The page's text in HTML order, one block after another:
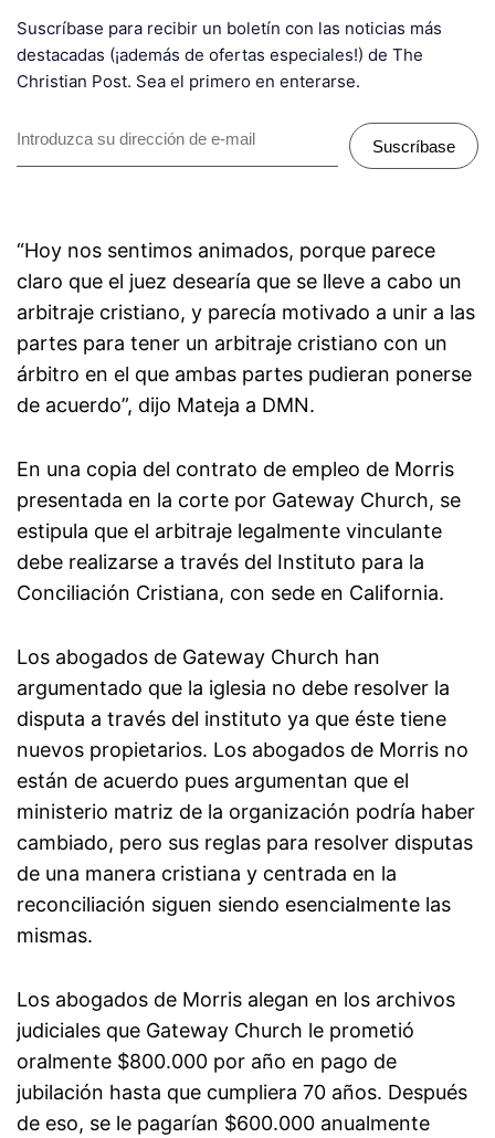
Suscríbase para recibir un boletín con las noticias más
destacadas (¡además de ofertas especiales!) de The
Christian Post. Sea el primero en enterarse.
Suscríbase
“Hoy nos sentimos animados, porque parece
claro que el juez desearía que se lleve a cabo un
arbitraje cristiano, y parecía motivado a unir a las
partes para tener un arbitraje cristiano con un
árbitro en el que ambas partes pudieran ponerse
de acuerdo”, dijo Mateja a DMN.
En una copia del contrato de empleo de Morris
presentada en la corte por Gateway Church, se
estipula que el arbitraje legalmente vinculante
debe realizarse a través del Instituto para la
Conciliación Cristiana, con sede en California.
Los abogados de Gateway Church han
argumentado que la iglesia no debe resolver la
disputa a través del instituto ya que éste tiene
nuevos propietarios. Los abogados de Morris no
están de acuerdo pues argumentan que el
ministerio matriz de la organización podría haber
cambiado, pero sus reglas para resolver disputas
de una manera cristiana y centrada en la
reconciliación siguen siendo esencialmente las
mismas.
Los abogados de Morris alegan en los archivos
judiciales que Gateway Church le prometió
oralmente $800.000 por año en pago de
jubilación hasta que cumpliera 70 años. Después
de eso, se le pagarían $600.000 anualmente